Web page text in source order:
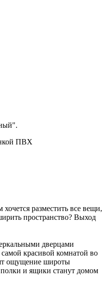
ПВХ
разместить все вещи,
пространство? Выход
дверцами
красивой комнатой во
ощущение широты
полки и ящики станут домом